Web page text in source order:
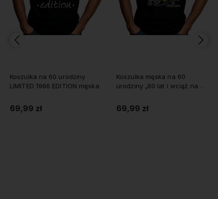
Koszulka na 60 urodziny
LIMITED 1966 EDITION męska
69,99 zł
Koszulka męska na 60
urodziny „60 lat i wciąż na
69,99 zł